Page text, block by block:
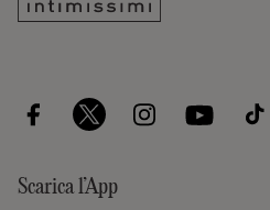
Scarica l’App